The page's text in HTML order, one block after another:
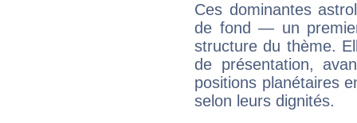
Ces dominantes
de fond — un
structure du thème.
de présentation,
positions planétaires
selon leurs dignités.